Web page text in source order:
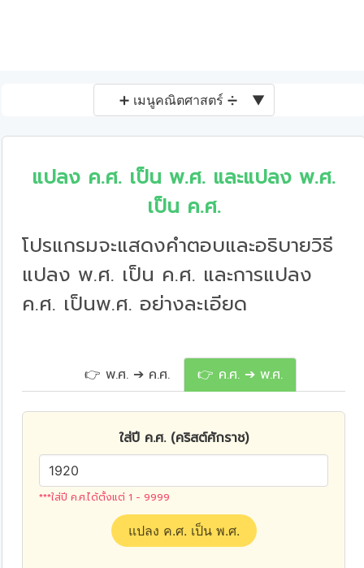
➕ เมนูคณิตศาสตร์ ➗ ▼
แปลง ค.ศ. เป็น พ.ศ. และแปลง พ.ศ.
เป็น ค.ศ.
โปรแกรมจะแสดงคำตอบและอธิบายวิธี
แปลง พ.ศ. เป็น ค.ศ. และการแปลง
ค.ศ. เป็นพ.ศ. อย่างละเอียด
👉 พ.ศ. ➔ ค.ศ. 👉 ค.ศ. ➔ พ.ศ.
ใส่ปี ค.ศ. (คริสต์ศักราช)
***ใส่ปี ค.ศ.ได้ตั้งแต่ 1 - 9999
แปลง ค.ศ. เป็น พ.ศ.